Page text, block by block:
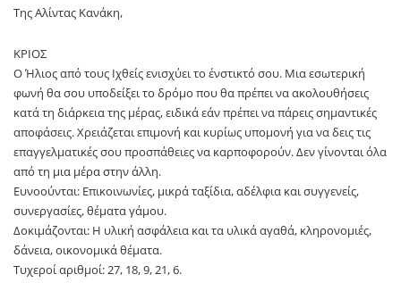
Της Αλίντας Κανάκη,
ΚΡΙΟΣ
Ο Ήλιος από τους Ιχθείς ενισχύει το ένστικτό σου. Μια εσωτερική
φωνή θα σου υποδείξει το δρόμο που θα πρέπει να ακολουθήσεις
κατά τη διάρκεια της μέρας, ειδικά εάν πρέπει να πάρεις σημαντικές
αποφάσεις. Χρειάζεται επιμονή και κυρίως υπομονή για να δεις τις
επαγγελματικές σου προσπάθειες να καρποφορούν. Δεν γίνονται όλα
από τη μια μέρα στην άλλη.
Ευνοούνται: Επικοινωνίες, μικρά ταξίδια, αδέλφια και συγγενείς,
συνεργασίες, θέματα γάμου.
Δοκιμάζονται: Η υλική ασφάλεια και τα υλικά αγαθά, κληρονομιές,
δάνεια, οικονομικά θέματα.
Τυχεροί αριθμοί: 27, 18, 9, 21, 6.